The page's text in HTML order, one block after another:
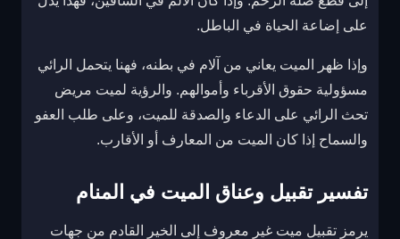
على إضاعة الحياة في الباطل.
وإذا ظهر الميت يعاني من آلام في بطنه، فهنا يتحمل الرائي
مسؤولية حقوق الأقرباء وأموالهم. والرؤية لميت مريض
تحث الرائي على الدعاء والصدقة للميت، وعلى طلب العفو
والسماح إذا كان الميت من المعارف أو الأقارب.
تفسير تقبيل وعناق الميت في المنام
يرمز تقبيل ميت غير معروف إلى الخير القادم من جهات